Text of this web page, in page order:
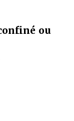
ou